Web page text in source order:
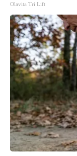
Olavita Tri Lift